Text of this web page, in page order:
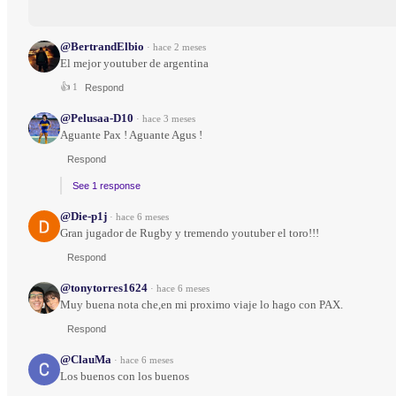
@BertrandElbio · hace 2 meses
El mejor youtuber de argentina
👍 1 Respond
@Pelusaa-D10 · hace 3 meses
Aguante Pax ! Aguante Agus !
Respond
See 1 response
@Die-p1j · hace 6 meses
Gran jugador de Rugby y tremendo youtuber el toro!!!
Respond
@tonytorres1624 · hace 6 meses
Muy buena nota che,en mi proximo viaje lo hago con PAX.
Respond
@ClauMa · hace 6 meses
Los buenos con los buenos